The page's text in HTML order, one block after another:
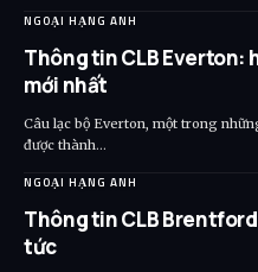
NGOẠI HẠNG ANH
Thông tin CLB Everton:
mới nhất
Câu lạc bộ Everton, một trong
được thành…
NGOẠI HẠNG ANH
Thông tin CLB
tức